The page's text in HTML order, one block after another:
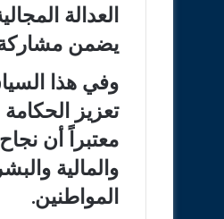
العدالة
يضمن مشاركة
وفي هذا
تعزيز الحكامة
معتبراً أن
والمالية
المواطنين.